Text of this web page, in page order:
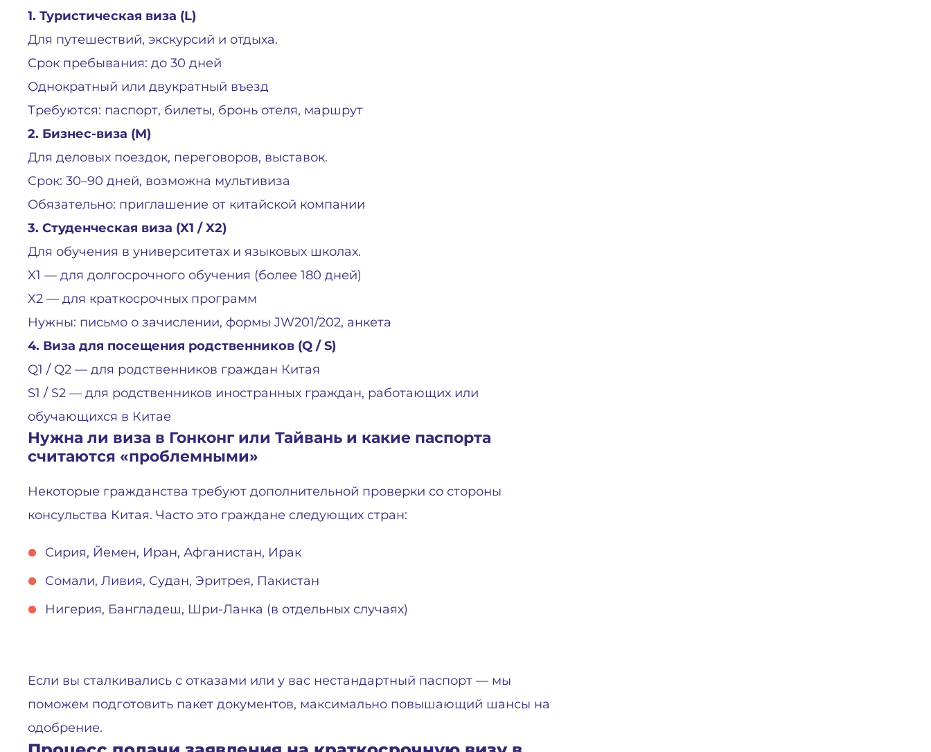
1. Туристическая виза (L)
Для путешествий, экскурсий и отдыха.
Срок пребывания: до 30 дней
Однократный или двукратный въезд
Требуются: паспорт, билеты, бронь отеля, маршрут
2. Бизнес-виза (M)
Для деловых поездок, переговоров, выставок.
Срок: 30–90 дней, возможна мультивиза
Обязательно: приглашение от китайской компании
3. Студенческая виза (X1 / X2)
Для обучения в университетах и языковых школах.
X1 — для долгосрочного обучения (более 180 дней)
X2 — для краткосрочных программ
Нужны: письмо о зачислении, формы JW201/202, анкета
4. Виза для посещения родственников (Q / S)
Q1 / Q2 — для родственников граждан Китая
S1 / S2 — для родственников иностранных граждан, работающих или
обучающихся в Китае
Нужна ли виза в Гонконг или Тайвань и какие паспорта
считаются «проблемными»
Некоторые гражданства требуют дополнительной проверки со стороны
консульства Китая. Часто это граждане следующих стран:
Сирия, Йемен, Иран, Афганистан, Ирак
Сомали, Ливия, Судан, Эритрея, Пакистан
Нигерия, Бангладеш, Шри-Ланка (в отдельных случаях)
Если вы сталкивались с отказами или у вас нестандартный паспорт — мы
поможем подготовить пакет документов, максимально повышающий шансы на
одобрение.